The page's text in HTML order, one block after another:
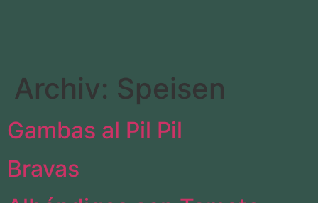
Archiv: Speisen
Gambas al Pil Pil
Bravas